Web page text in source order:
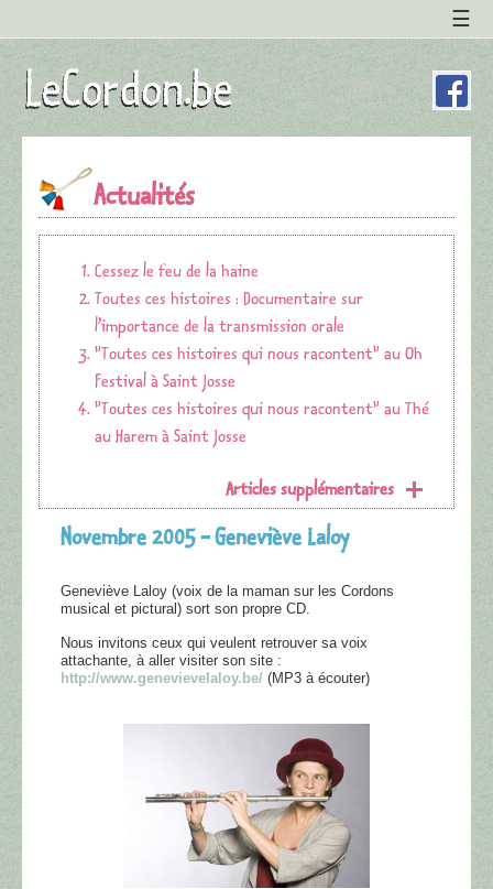
Actualités
Cessez le feu de la haine
Toutes ces histoires : Documentaire sur
l’importance de la transmission orale
"Toutes ces histoires qui nous racontent" au Oh
Festival à Saint Josse
"Toutes ces histoires qui nous racontent" au Thé
au Harem à Saint Josse
Articles supplémentaires
Novembre 2005 - Geneviève Laloy
Geneviève Laloy (voix de la maman sur les Cordons
musical et pictural) sort son propre CD.
Nous invitons ceux qui veulent retrouver sa voix
attachante, à aller visiter son site :
http://www.genevievelaloy.be/ (MP3 à écouter)